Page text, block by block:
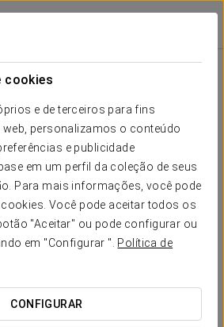
cookies
e de terceiros para fins
personalizamos o conteúdo
e publicidade
em um perfil da coleção de seus
Para mais informações, você pode
Você pode aceitar todos os
"Aceitar" ou pode configurar ou
em "Configurar ". Política de
CONFIGURAR
Way
de la Plata
relaxante inclui o acesso ao
Vía de la Plata, para tirar o